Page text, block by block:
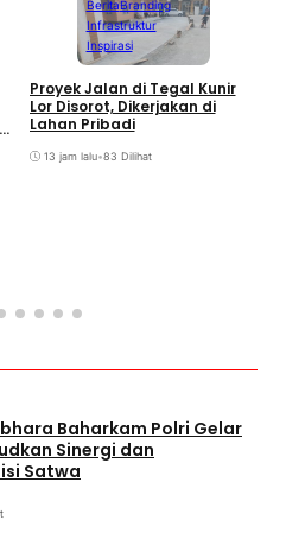
BeritaBranding
Infrastruktur
Inspirasi
Proyek Jalan di Tegal Kunir
Lor Disorot, Dikerjakan di
Lahan Pribadi
13 jam lalu•83 Dilihat
Baharkam Polri Gelar
Sinergi dan
Satwa